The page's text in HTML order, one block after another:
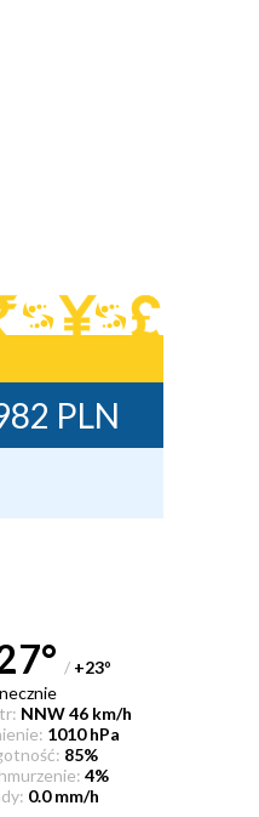
PLN
/ +23°
NNW 46 km/h
1010 hPa
85%
4%
0.0 mm/h